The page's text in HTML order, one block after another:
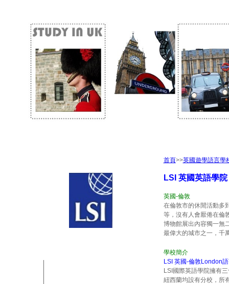
首頁>>英國遊學語言學
LSI 英國英語學院
英國-倫敦
在倫敦市的休閒活動多
等，沒有人會厭倦在倫
博物館展出內容獨一無
最偉大的城市之一，千
學校簡介
LSI 英國-倫敦London
LSI 國際英語學院擁有
紐西蘭均設有分校，所